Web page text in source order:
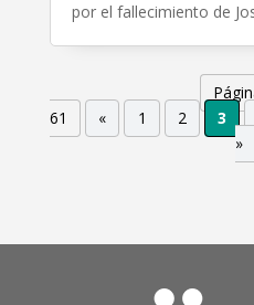
por el fallecimiento de
61
« 1 2 3
»